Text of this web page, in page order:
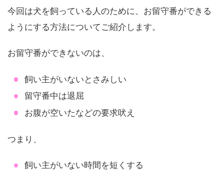
今回は犬を飼っている人のために、お留守番ができる
ようにする方法についてご紹介します。
お留守番ができないのは、
飼い主がいないとさみしい
留守番中は退屈
お腹が空いたなどの要求吠え
つまり、
飼い主がいない時間を短くする